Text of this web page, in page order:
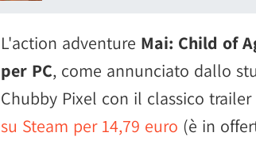
L'action adventure Mai: Child of
per PC, come annunciato dallo
Chubby Pixel con il classico
su Steam per 14,79 euro (è in